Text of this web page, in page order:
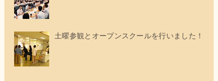
土曜参観とオープンスクールを行いました！